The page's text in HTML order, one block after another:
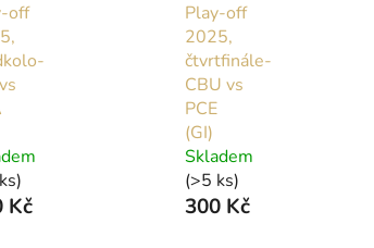
off
Kč
Play-off
2025,
čtvrtfinále-
CBU vs
PCE
(GI)
Skladem
(>5 ks)
300 Kč